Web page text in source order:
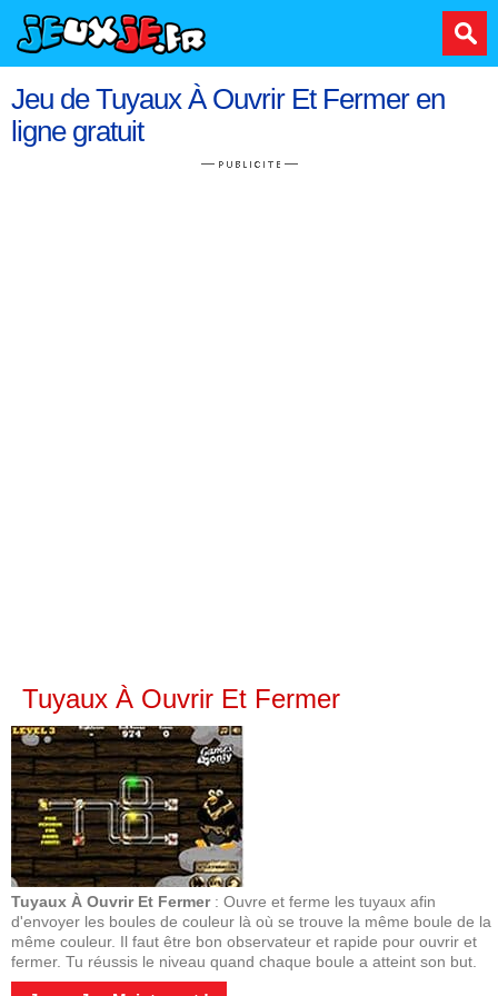
Jeu de Tuyaux À Ouvrir Et Fermer en
ligne gratuit
Tuyaux À Ouvrir Et Fermer
Tuyaux À Ouvrir Et Fermer: Ouvre et ferme les tuyaux afin
d'envoyer les boules de couleur là où se trouve la même boule de la
même couleur. Il faut être bon observateur et rapide pour ouvrir et
fermer. Tu réussis le niveau quand chaque boule a atteint son but.